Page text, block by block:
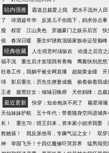
站内强推 霸道总裁爱上我 肥水不流外人田
了
诗酒趁年华 反派儿子你跪下，妈求你点事
瘦
权宦 江山美色 穿越豪门之娱乐后宫 快
侯
春深日暖 重生97拯救顶级家族命运登巅峰
经典收藏 人生得意时须纵欢 动漫之后宫
福不浅
重生后才发现我有青梅 鹰酱快别忽
狂卷工作，我躺平被全网直播
超能黄金瞳 开
绵
影后重生：厉先生撩妻成瘾 偷着偷着我成
王者
腹黑狂女：倾城召唤师 天价妈咪：总
最近更新 快穿：短命炮灰不死了 颖星璀
天仙妹妹护航
五十年代：带着随身空间进城奔
长！
重生70：猎王归来，资本家小姐求我娶
救她孩！
我反派他哥，专薅气运之女！ 双穿
神
举国飞升！十四亿魔修吓哭异界 猛男闯莞